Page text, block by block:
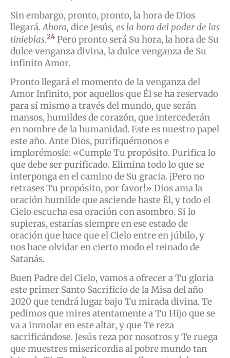
Sin embargo, pronto, pronto, la hora de Dios
llegará.Ahora, dice Jesús, es la hora del poder de las
tinieblas.24 Pero pronto será Su hora, la hora de Su
dulce venganza divina, la dulce venganza de Su
infinito Amor.
Pronto llegará el momento de la venganza del
Amor Infinito, por aquellos que Él se ha reservado
para sí mismo a través del mundo, que serán
mansos, humildes de corazón, que intercederán
en nombre de la humanidad. Este es nuestro papel
este año. Ante Dios, purifiquémonos e
implorémosle: «Cumple Tu propósito. Purifica lo
que debe ser purificado. Elimina todo lo que se
interponga en el camino de Su gracia. ¡Pero no
retrases Tu propósito, por favor!» Dios ama la
oración humilde que asciende haste Él, y todo el
Cielo escucha esa oración con asombro. Si lo
supieras, estarías siempre en ese estado de
oración que hace que el Cielo entre en júbilo, y
nos hace olvidar en cierto modo el reinado de
Satanás.
Buen Padre del Cielo, vamos a ofrecer a Tu gloria
este primer Santo Sacrificio de la Misa del año
2020 que tendrá lugar bajo Tu mirada divina. Te
pedimos que mires atentamente a Tu Hijo que se
va a inmolar en este altar, y que Te reza
sacrificándose. Jesús reza por nosotros y Te ruega
que muestres misericordia al pobre mundo tan